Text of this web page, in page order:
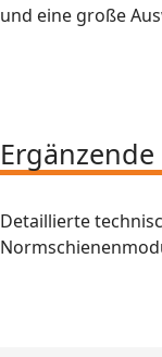
und eine große
Detaillierte